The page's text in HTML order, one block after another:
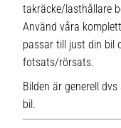
takräcke/lasthållare
Använd våra
passar till just din bil
fotsats/rörsats.
Bilden är generell
bil.